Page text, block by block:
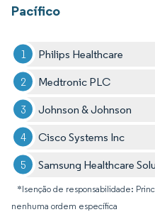
Pacífico
Philips Healthcare
Medtronic PLC
Johnson & Johnson
Cisco Systems Inc
Samsung Healthcare
*Isenção de responsabilidade:
nenhuma ordem específica